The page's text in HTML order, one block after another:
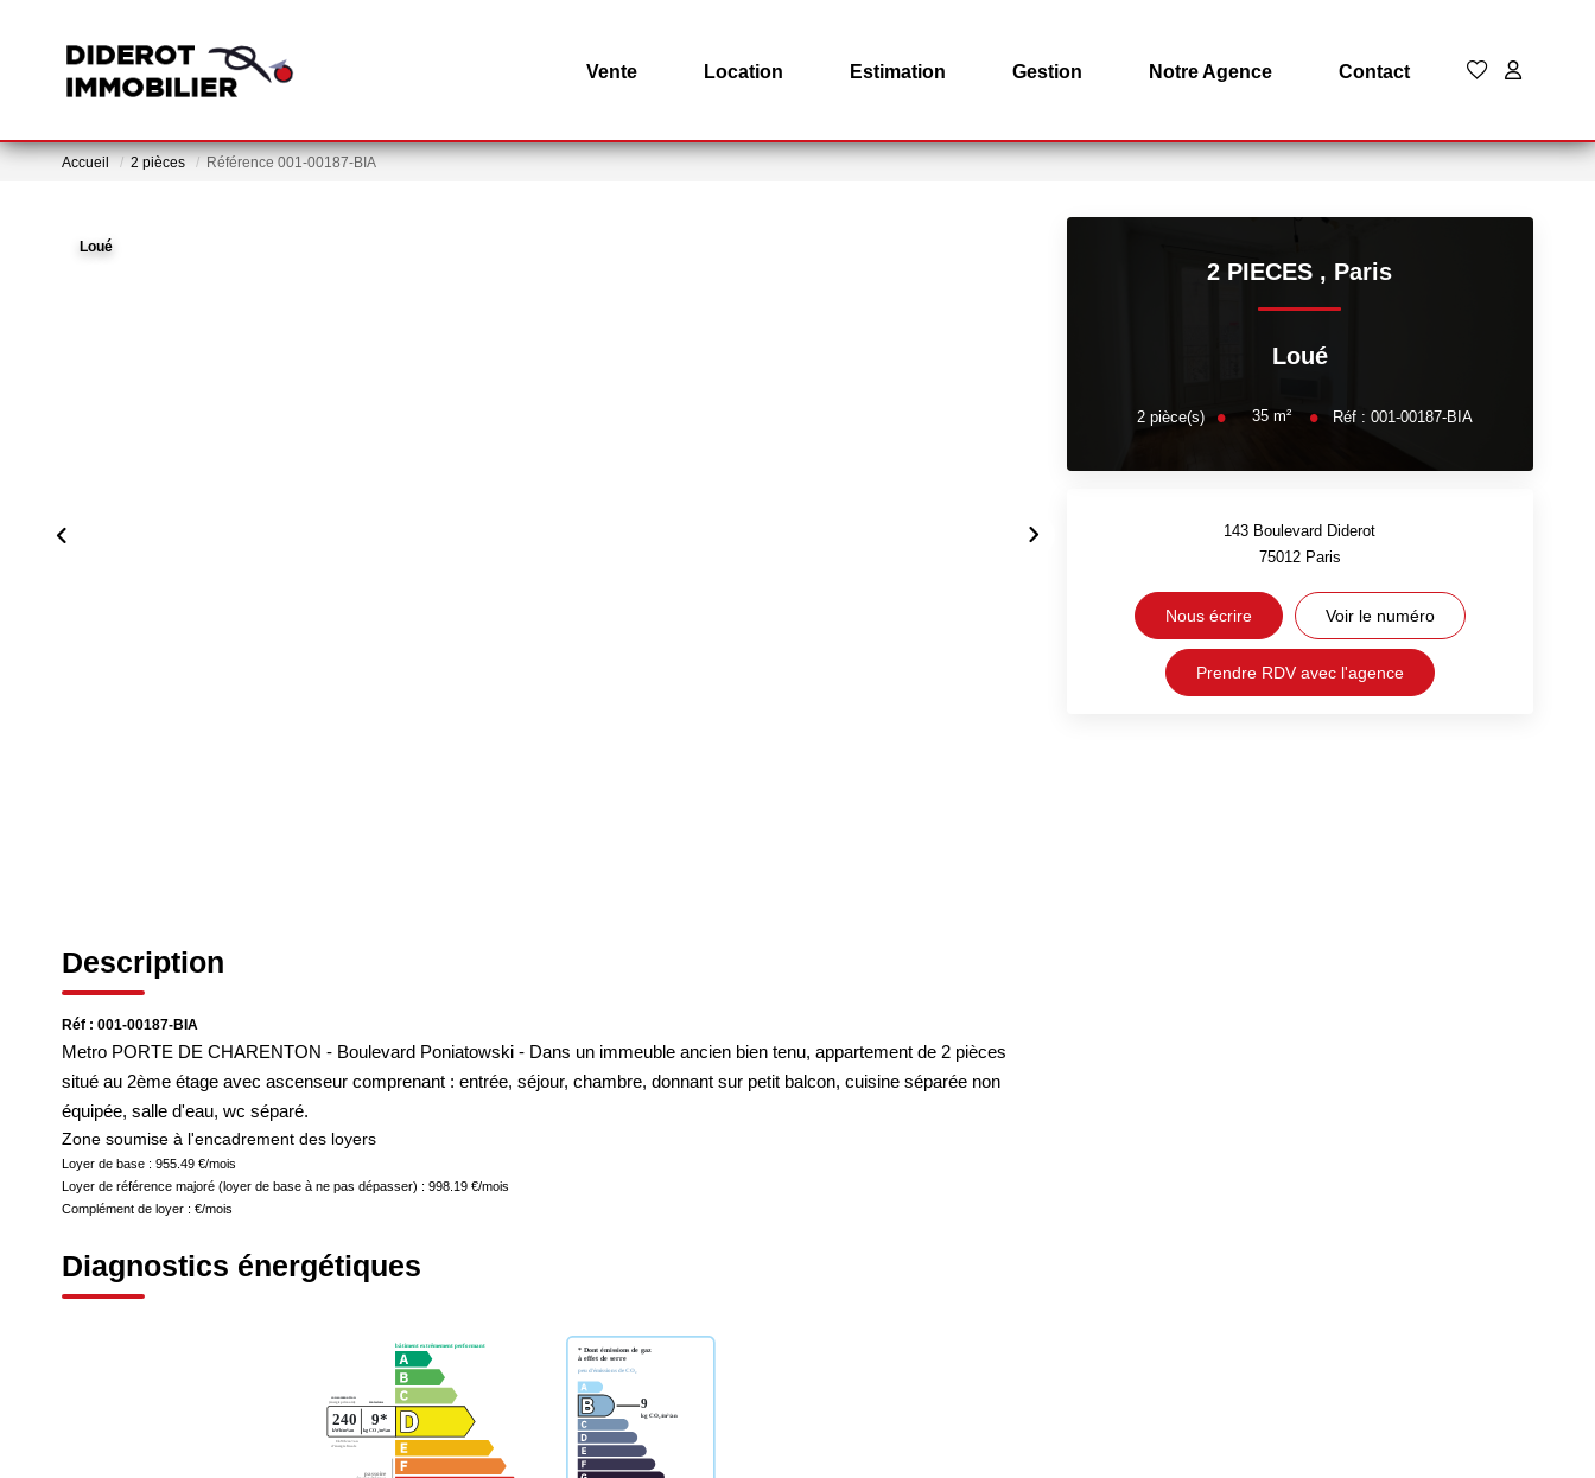
Vente Location Estimation Gestion Notre Agence Contact
Accueil 2 pièces Référence 001-00187-BIA
Loué
Description
Réf : 001-00187-BIA
Metro PORTE DE CHARENTON - Boulevard Poniatowski - Dans un immeuble ancien bien tenu, appartement de 2 pièces
situé au 2ème étage avec ascenseur comprenant : entrée, séjour, chambre, donnant sur petit balcon, cuisine séparée non
équipée, salle d'eau, wc séparé.
Zone soumise à l'encadrement des loyers
Loyer de base : 955.49 €/mois
Loyer de référence majoré (loyer de base à ne pas dépasser) : 998.19 €/mois
Complément de loyer : €/mois
Diagnostics énergétiques
2 PIECES , Paris
Loué
2 pièce(s) 35 m² Réf : 001-00187-BIA
143 Boulevard Diderot
75012 Paris
Nous écrire Voir le numéro
Prendre RDV avec l'agence